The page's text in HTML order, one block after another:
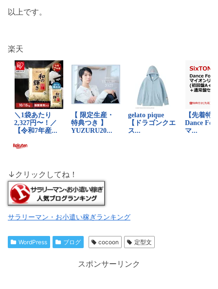
以上です。
楽天
↓クリックしてね！
サラリーマン・お小遣い稼ぎランキング
WordPress ブログ cocoon 定型文
スポンサーリンク